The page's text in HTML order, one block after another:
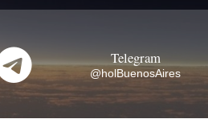
Telegram
@holBuenosAires